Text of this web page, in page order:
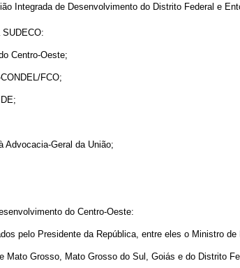
Integrada de Desenvolvimento do Distrito Federal e
Centro-Oeste;
FCO;
Advocacia-Geral da União;
do Centro-Oeste:
pelo Presidente da República, entre eles o Ministro
Mato Grosso, Mato Grosso do Sul, Goiás e do Distrito